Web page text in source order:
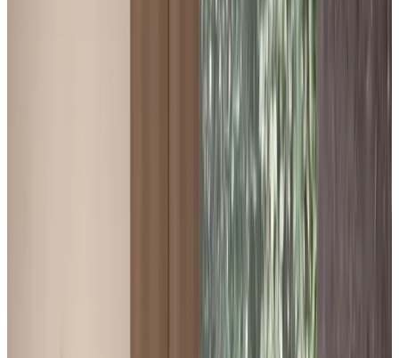
Подскажем по совместимости, отделкам, срокам поставки и
подберем вариант под интерьер или проект.